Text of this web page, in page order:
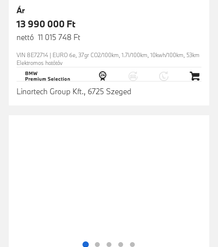
Ár
13 990 000 Ft
nettó 11 015 748 Ft
VIN 8E72714 | EURO 6e, 37gr CO2/100km, 1.7l/100km, 10kwh/100km, 53km
Elektromos hatótáv
Linartech Group Kft., 6725 Szeged